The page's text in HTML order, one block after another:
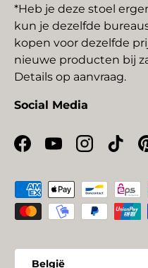
*Heb je deze stoel
kun je dezelfde
kopen voor dezelfde
nieuwe producten bij
Details op aanvraag.
Social Media
Facebook
YouTubeInstagram
Geaccepteerde
België